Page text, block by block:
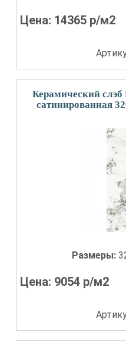
Цена: 14365 р/м2
Керамический
сатинированная
Размеры:
Цена: 9054 р/м2